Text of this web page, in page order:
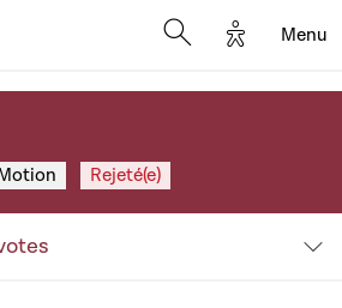
Options
Menu
Rejeté(e)